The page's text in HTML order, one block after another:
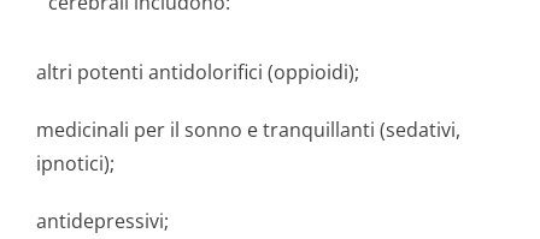
altri potenti antidolorifici (oppioidi);
medicinali per il sonno e tranquillanti (sedativi,
ipnotici);
antidepressivi;